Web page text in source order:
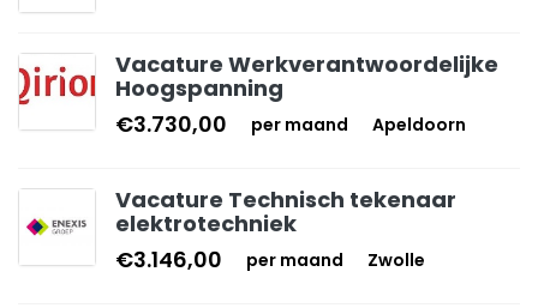
Vacature Werkverantwoordelijke
Hoogspanning
€3.730,00
per maand Apeldoorn
Vacature Technisch tekenaar
elektrotechniek
€3.146,00
per maand Zwolle